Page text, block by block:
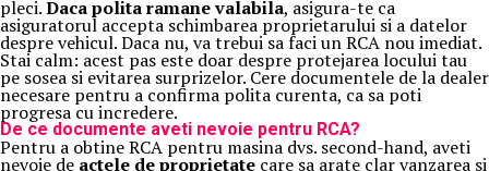
pleci.Daca polita ramane valabila, asigura-te ca
asiguratorul accepta schimbarea proprietarului si a datelor
despre vehicul. Daca nu, va trebui sa faci un RCA nou imediat.
Stai calm: acest pas este doar despre protejarea locului tau
pe sosea si evitarea surprizelor. Cere documentele de la dealer
necesare pentru a confirma polita curenta, ca sa poti
progresa cu incredere.
De ce documente aveti nevoie pentru RCA?
Pentru a obtine RCA pentru masina dvs. second-hand, aveti
nevoie de actele de proprietate care sa arate clar vanzarea si